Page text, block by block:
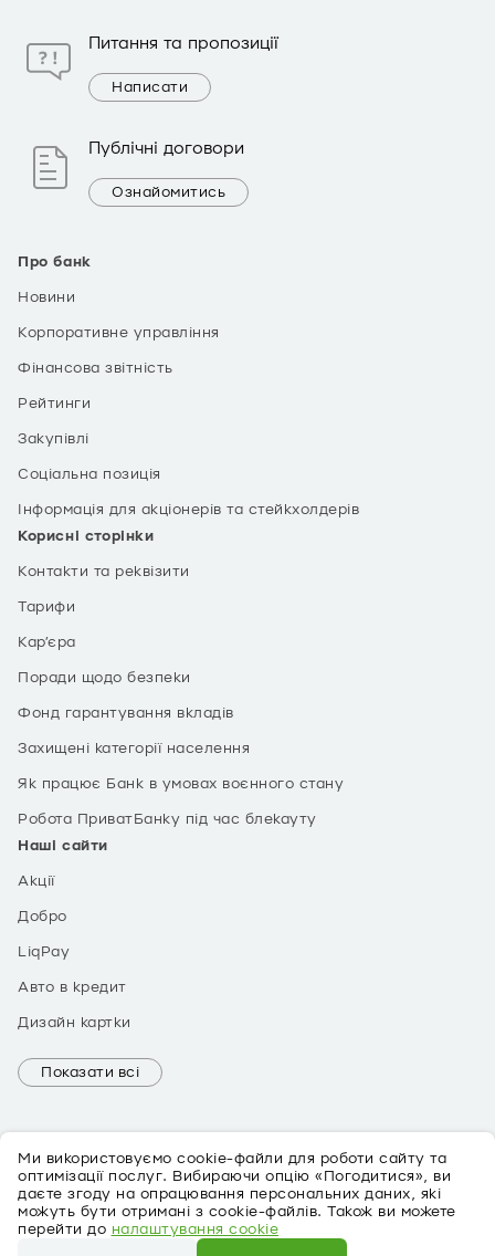
Ми використовуємо cookie-файли для роботи сайту та
оптимізації послуг. Вибираючи опцію «Погодитися», ви
даєте згоду на опрацювання персональних даних, які
можуть бути отримані з cookie-файлів. Також ви можете
перейти до налаштування cookie
Про банк
Новини
Корпоративне управління
Фінансова звітність
Рейтинги
Закупівлі
Соціальна позиція
Інформація для акціонерів та стейкхолдерів
Корисні сторінки
Контакти та реквізити
Тарифи
Кар’єра
Поради щодо безпеки
Фонд гарантування вкладів
Захищені категорії населення
Як працює Банк в умовах воєнного стану
Робота ПриватБанку під час блекауту
Наші сайти
Акції
Добро
LiqPay
Авто в кредит
Дизайн картки
Показати всі
Питання та пропозиції
Написати
Публічні договори
Ознайомитись
EN